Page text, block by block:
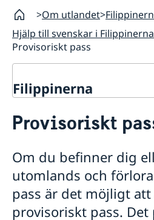
Om utlandet
Hjälp till svenskar i Filippinerna
Provisoriskt pass
Filippinerna
Hjälp till svenskar i
Konsulär service till svenskar
Akut hjälp i Filippinerna
Avgifter i Filippinerna
Gifta sig i Filippinerna
Levnadsintyg i Filippinerna
Provisoriskt
Om du befinner dig
utomlands och
pass är det möjligt
provisoriskt pass. Det